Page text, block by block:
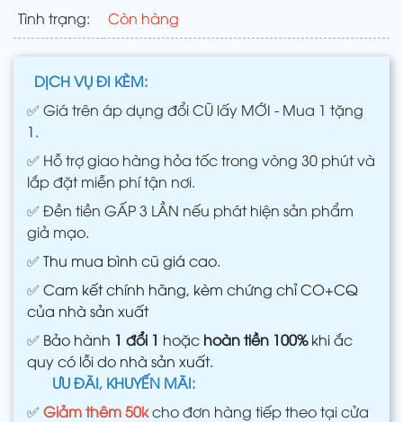
Tình trạng: Còn hàng
DỊCH VỤ ĐI KÈM:
✅ Giá trên áp dụng đổi CŨ lấy MỚI - Mua 1 tặng
1.
✅ Hỗ trợ giao hàng hỏa tốc trong vòng 30 phút và
lắp đặt miễn phí tận nơi.
✅ Đền tiền GẤP 3 LẦN nếu phát hiện sản phẩm
giả mạo.
✅ Thu mua bình cũ giá cao.
✅ Cam kết chính hãng, kèm chứng chỉ CO+CQ
của nhà sản xuất
✅ Bảo hành 1 đổi 1 hoặc hoàn tiền 100%khi ắc
quy có lỗi do nhà sản xuất.
ƯU ĐÃI, KHUYẾN MÃI:
✅ Giảm thêm 50kcho đơn hàng tiếp theo tại cửa